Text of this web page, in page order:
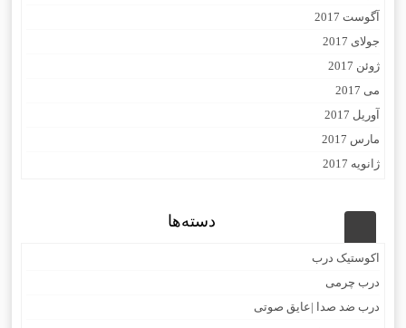
آگوست 2017
جولای 2017
ژوئن 2017
می 2017
آوریل 2017
مارس 2017
ژانویه 2017
دسته‌ها
اکوستیک درب
درب چرمی
درب ضد صدا |عایق صوتی